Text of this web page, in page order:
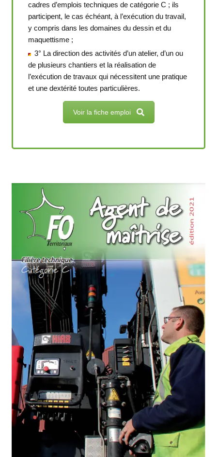
cadres d’emplois techniques de catégorie C ; ils
participent, le cas échéant, à l’exécution du travail,
y compris dans les domaines du dessin et du
maquettisme ;
3° La direction des activités d’un atelier, d’un ou
de plusieurs chantiers et la réalisation de
l’exécution de travaux qui nécessitent une pratique
et une dextérité toutes particulières.
Voir la fiche emploi